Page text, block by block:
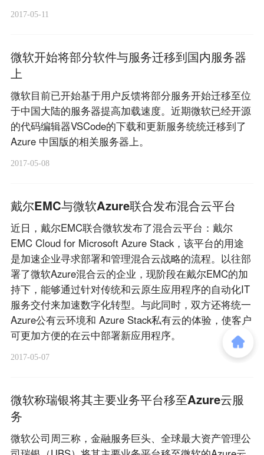
2017-05-11
微软开始将部分软件与服务迁移到国内服务器
上
微软目前已开始基于用户反馈将部分服务开始迁移至位
于中国大陆的服务器提高加载速度。近期微软已经开源
的代码编辑器VSCode的下载和更新服务统统迁移到了
Azure 中国版的相关服务器上。
2017-05-08
戴尔EMC与微软Azure联合发布混合云平台
近日，戴尔EMC联合微软发布了混合云平台：戴尔
EMC Cloud for Microsoft Azure Stack，该平台的用途
是加速企业寻求部署和管理混合云战略的流程。以往部
署了微软Azure混合云的企业，现阶段在戴尔EMC的加
持下，能够通过针对传统和云原生应用程序的自动化IT
服务交付来加速数字化转型。与此同时，双方还将统一
Azure公有云环境和 Azure Stack私有云的体验，使客户
可更加方便的在云中部署新应用程序。
2017-05-07
微软称瑞银将其主要业务平台移至Azure云服
务
微软公司周三称，金融服务巨头、全球最大资产管理公